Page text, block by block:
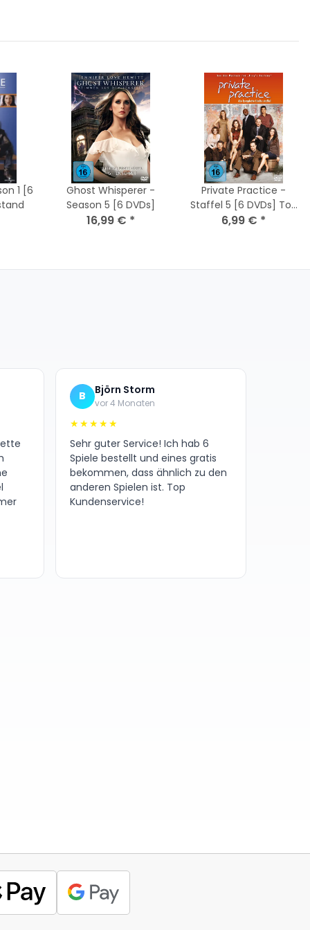
1 [6
Ghost Whisperer -
Season 5 [6 DVDs]
16,99 € *
Private Practice -
Staffel 5 [6 DVDs] Top
Zustand
6,99 € *
B Björn Storm
vor 4 Monaten
★★★★★
Sehr guter Service! Ich hab 6
Spiele bestellt und eines gratis
bekommen, dass ähnlich zu den
anderen Spielen ist. Top
Kundenservice!